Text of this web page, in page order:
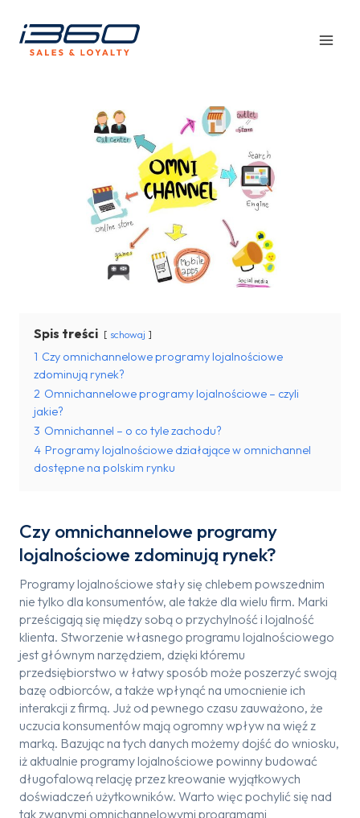
treści
Spis treści schowaj
1 Czy omnichannelowe programy lojalnościowe
zdominują rynek?
2 Omnichannelowe programy lojalnościowe – czyli
jakie?
3 Omnichannel – o co tyle zachodu?
4 Programy lojalnościowe działające w omnichannel
dostępne na polskim rynku
Czy omnichannelowe programy
lojalnościowe zdominują rynek?
Programy lojalnościowe stały się chlebem powszednim
nie tylko dla konsumentów, ale także dla wielu firm. Marki
prześcigają się między sobą o przychylność i lojalność
klienta. Stworzenie własnego programu lojalnościowego
jest głównym narzędziem, dzięki któremu
przedsiębiorstwo w łatwy sposób może poszerzyć swoją
bazę odbiorców, a także wpłynąć na umocnienie ich
interakcji z firmą. Już od pewnego czasu zauważono, że
uczucia konsumentów mają ogromny wpływ na więź z
marką. Bazując na tych danych możemy dojść do wniosku,
iż aktualnie programy lojalnościowe powinny budować
długofalową relację przez kreowanie wyjątkowych
doświadczeń użytkowników. Warto więc pochylić się nad
tak zwanymi omnichannelowymi programami